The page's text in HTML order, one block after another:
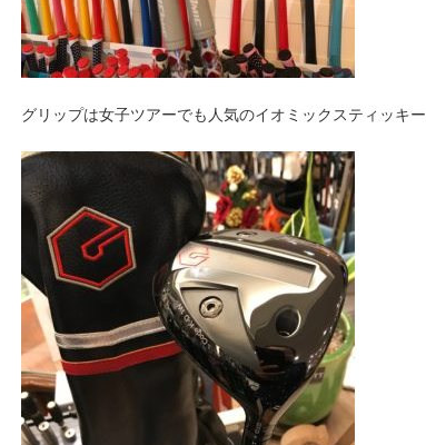
グリップは女子ツアーでも人気のイオミックスティッキー